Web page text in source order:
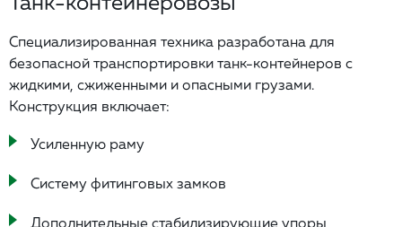
Специализированная техника разработана для
безопасной транспортировки танк-контейнеров с
жидкими, сжиженными и опасными грузами.
Конструкция включает:
Усиленную раму
Систему фитинговых замков
Дополнительные стабилизирующие упоры